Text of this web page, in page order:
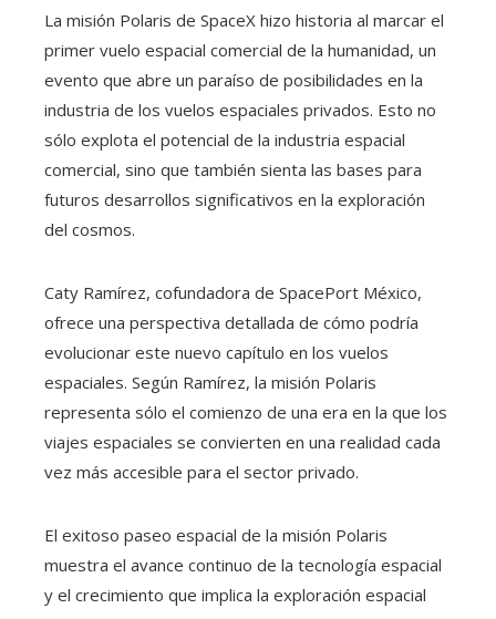
La misión Polaris de SpaceX hizo historia al marcar el
primer vuelo espacial comercial de la humanidad, un
evento que abre un paraíso de posibilidades en la
industria de los vuelos espaciales privados. Esto no
sólo explota el potencial de la industria espacial
comercial, sino que también sienta las bases para
futuros desarrollos significativos en la exploración
del cosmos.
Caty Ramírez, cofundadora de SpacePort México,
ofrece una perspectiva detallada de cómo podría
evolucionar este nuevo capítulo en los vuelos
espaciales. Según Ramírez, la misión Polaris
representa sólo el comienzo de una era en la que los
viajes espaciales se convierten en una realidad cada
vez más accesible para el sector privado.
El exitoso paseo espacial de la misión Polaris
muestra el avance continuo de la tecnología espacial
y el crecimiento que implica la exploración espacial